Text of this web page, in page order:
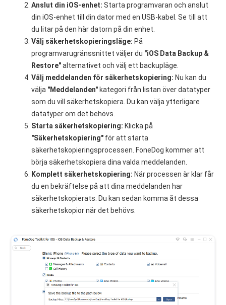
Anslut din iOS-enhet: Starta programvaran och anslut
din iOS-enhet till din dator med en USB-kabel. Se till att
du litar på den här datorn på din enhet.
Välj säkerhetskopieringsläge: På
programvarugränssnittet väljer du "iOS Data Backup &
Restore"alternativet och välj ett backupläge.
Välj meddelanden för säkerhetskopiering: Nu kan du
välja "Meddelanden"kategori från listan över datatyper
som du vill säkerhetskopiera. Du kan välja ytterligare
datatyper om det behövs.
Starta säkerhetskopiering: Klicka på
"Säkerhetskopiering" för att starta
säkerhetskopieringsprocessen. FoneDog kommer att
börja säkerhetskopiera dina valda meddelanden.
Komplett säkerhetskopiering: När processen är klar får
du en bekräftelse på att dina meddelanden har
säkerhetskopierats. Du kan sedan komma åt dessa
säkerhetskopior när det behövs.